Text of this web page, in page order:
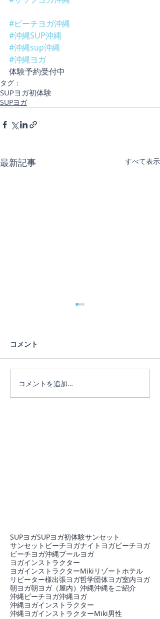
#ビーチヨガ沖縄
#沖縄SUP沖縄
#沖縄sup沖縄
#沖縄ヨガ
体験予約受付中
タグ：
SUPヨガ初体験
SUPヨガ
最新記事 すべて表示
リピーターのEちゃん♪3日
間たっぷり遊びました。
コメント
コメントを追加…
SUPヨガSUPヨガ初体験サンセット
サンセットビーチヨガナイトヨガビーチヨガ
ビーチヨガ沖縄プールヨガ
ヨガインストラクター
ヨガインストラクターMiki リゾートホテル
リピーター様出張ヨガ哲学団体ヨガ室内ヨガ
朝ヨガ朝ヨガ（屋内） 沖縄沖縄をご紹介
沖縄ビーチヨガ沖縄ヨガ
沖縄ヨガインストラクター
沖縄ヨガインストラクターMiki男性